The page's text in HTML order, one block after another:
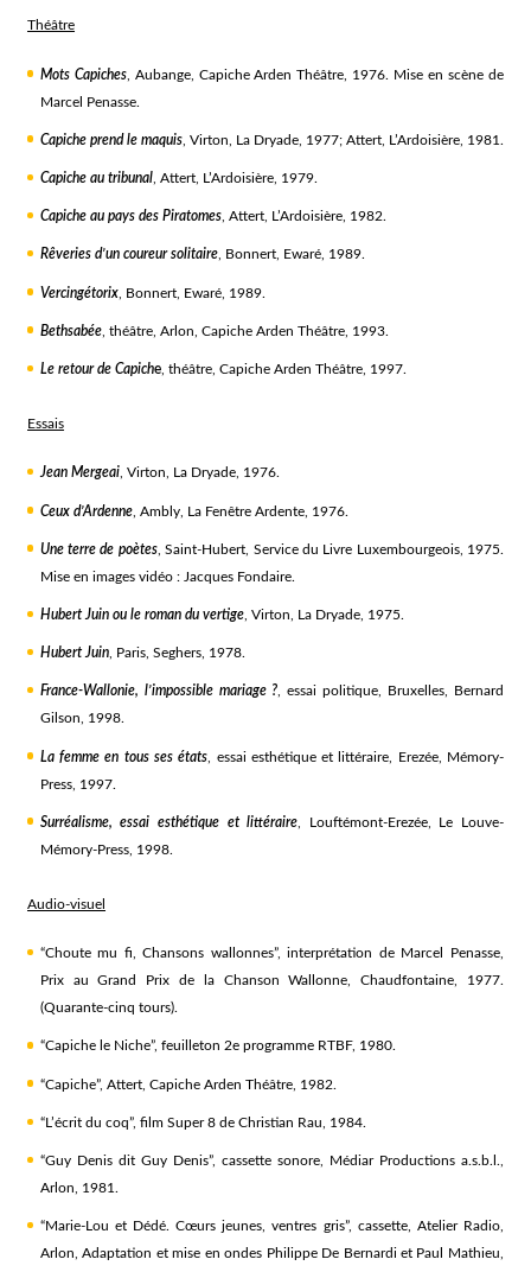
Théâtre
Mots Capiches, Aubange, Capiche Arden Théâtre, 1976. Mise en scène de
Marcel Penasse.
Capiche prend le maquis, Virton, La Dryade, 1977; Attert, L’Ardoisière, 1981.
Capiche au tribunal, Attert, L’Ardoisière, 1979.
Capiche au pays des Piratomes, Attert, L’Ardoisière, 1982.
Rêveries d’un coureur solitaire, Bonnert, Ewaré, 1989.
Vercingétorix, Bonnert, Ewaré, 1989.
Bethsabée, théâtre, Arlon, Capiche Arden Théâtre, 1993.
Le retour de Capiche, théâtre, Capiche Arden Théâtre, 1997.
Essais
Jean Mergeai, Virton, La Dryade, 1976.
Ceux d’Ardenne, Ambly, La Fenêtre Ardente, 1976.
Une terre de poètes, Saint-Hubert, Service du Livre Luxembourgeois, 1975.
Mise en images vidéo : Jacques Fondaire.
Hubert Juin ou le roman du vertige, Virton, La Dryade, 1975.
Hubert Juin, Paris, Seghers, 1978.
France-Wallonie, l’impossible mariage ? , essai politique, Bruxelles, Bernard
Gilson, 1998.
La femme en tous ses états , essai esthétique et littéraire, Erezée, Mémory-
Press, 1997.
Surréalisme, essai esthétique et littéraire , Louftémont-Erezée, Le Louve-
Mémory-Press, 1998.
Audio-visuel
“Choute mu fi, Chansons wallonnes”, interprétation de Marcel Penasse,
Prix au Grand Prix de la Chanson Wallonne, Chaudfontaine, 1977.
(Quarante-cinq tours).
“Capiche le Niche”, feuilleton 2e programme RTBF, 1980.
“Capiche”, Attert, Capiche Arden Théâtre, 1982.
“L’écrit du coq”, film Super 8 de Christian Rau, 1984.
“Guy Denis dit Guy Denis”, cassette sonore, Médiar Productions a.s.b.l.,
Arlon, 1981.
“Marie-Lou et Dédé. Cœurs jeunes, ventres gris”, cassette, Atelier Radio,
Arlon, Adaptation et mise en ondes Philippe De Bernardi et Paul Mathieu,